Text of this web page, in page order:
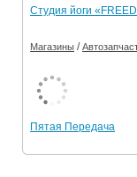
Студия йоги
Магазины /
Пятая Передача